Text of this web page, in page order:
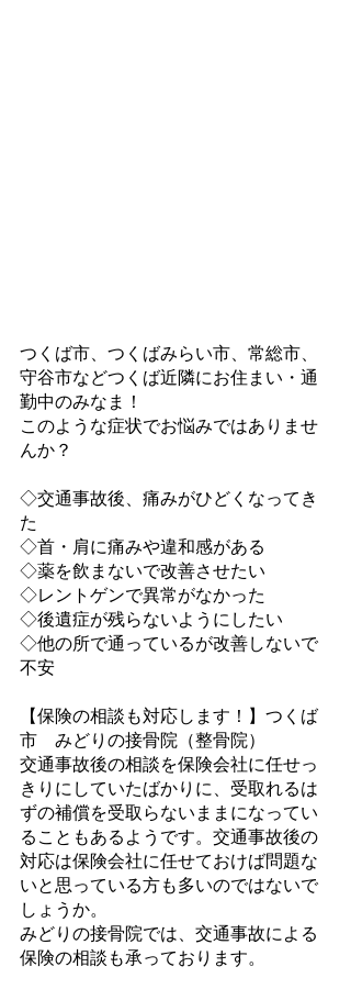
つくば市、つくばみらい市、常総市、
守谷市などつくば近隣にお住まい・通
勤中のみなま！
このような症状でお悩みではありませ
んか？
◇交通事故後、痛みがひどくなってき
た
◇首・肩に痛みや違和感がある
◇薬を飲まないで改善させたい
◇レントゲンで異常がなかった
◇後遺症が残らないようにしたい
◇他の所で通っているが改善しないで
不安
【保険の相談も対応します！】つくば
市　みどりの接骨院（整骨院）
交通事故後の相談を保険会社に任せっ
きりにしていたばかりに、受取れるは
ずの補償を受取らないままになってい
ることもあるようです。交通事故後の
対応は保険会社に任せておけば問題な
いと思っている方も多いのではないで
しょうか。
みどりの接骨院では、交通事故による
保険の相談も承っております。